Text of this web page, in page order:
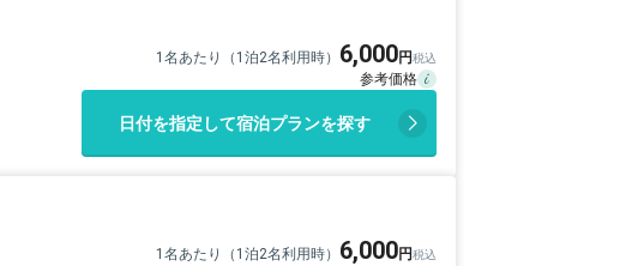
1名あたり（1泊2名利用時） 6,000
日付を指定して宿泊プランを探す
1名あたり（1泊2名利用時） 6,000